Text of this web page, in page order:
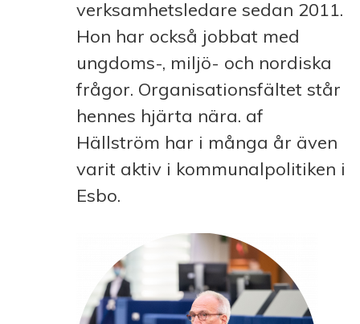
verksamhetsledare sedan 2011.
Hon har också jobbat med
ungdoms-, miljö- och nordiska
frågor. Organisationsfältet står
hennes hjärta nära. af
Hällström har i många år även
varit aktiv i kommunalpolitiken i
Esbo.